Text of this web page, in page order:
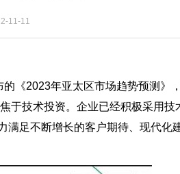
11-11
《2023年亚太区市场趋势预测》
于技术投资。企业已经积极采用技
满足不断增长的客户期待、现代化